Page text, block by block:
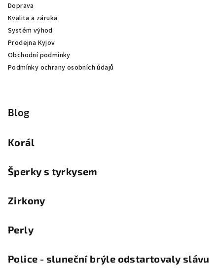
Doprava
Kvalita a záruka
Systém výhod
Prodejna Kyjov
Obchodní podmínky
Podmínky ochrany osobních údajů
Blog
Korál
Šperky s tyrkysem
Zirkony
Perly
Police - sluneční brýle odstartovaly slávu